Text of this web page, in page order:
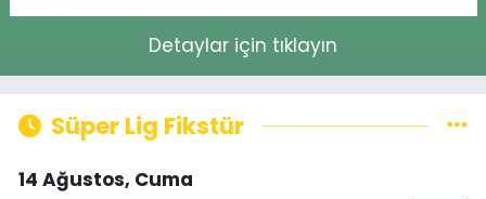
Detaylar için tıklayın
Süper Lig Fikstür
14 Ağustos, Cuma